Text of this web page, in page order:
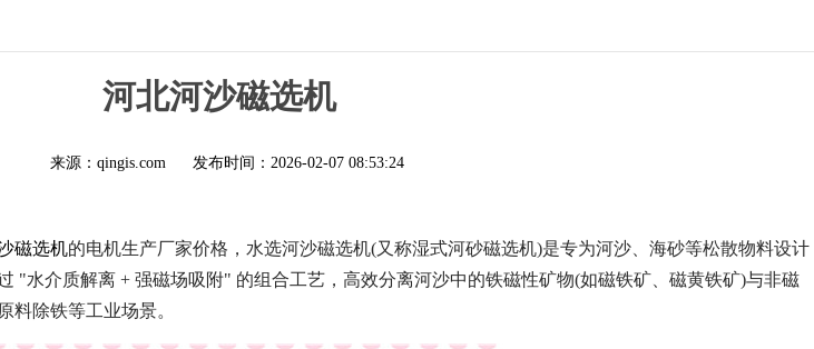
河北河沙磁选机
来源：qingis.com 发布时间： 2026-02-07 08:53:24
磁选机的电机生产厂家价格，水选河沙磁选机(又称湿式河砂磁选机)是专为河沙、海砂等松散物料设计
"水介质解离 + 强磁场吸附" 的组合工艺，高效分离河沙中的铁磁性矿物(如磁铁矿、磁黄铁矿)与非磁
料除铁等工业场景。